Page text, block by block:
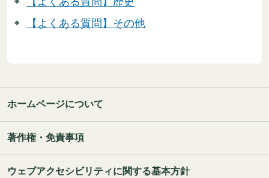
【よくある質問】その他
ホームページについて
著作権・免責事項
ウェブアクセシビリティに関する基本方針